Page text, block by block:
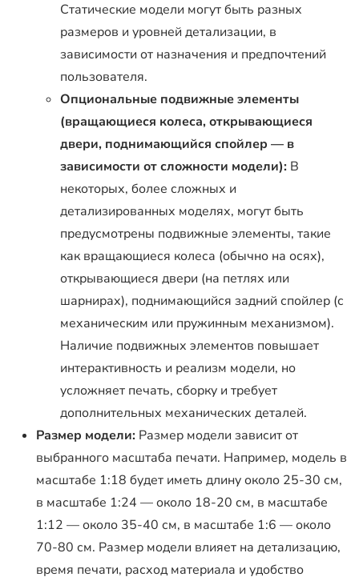
Статические модели могут быть разных
размеров и уровней детализации, в
зависимости от назначения и предпочтений
пользователя.
Опциональные подвижные элементы
(вращающиеся колеса, открывающиеся
двери, поднимающийся спойлер — в
зависимости от сложности модели): В
некоторых, более сложных и
детализированных моделях, могут быть
предусмотрены подвижные элементы, такие
как вращающиеся колеса (обычно на осях),
открывающиеся двери (на петлях или
шарнирах), поднимающийся задний спойлер (с
механическим или пружинным механизмом).
Наличие подвижных элементов повышает
интерактивность и реализм модели, но
усложняет печать, сборку и требует
дополнительных механических деталей.
Размер модели: Размер модели зависит от
выбранного масштаба печати. Например, модель в
масштабе 1:18 будет иметь длину около 25-30 см,
в масштабе 1:24 — около 18-20 см, в масштабе
1:12 — около 35-40 см, в масштабе 1:6 — около
70-80 см. Размер модели влияет на детализацию,
время печати, расход материала и удобство